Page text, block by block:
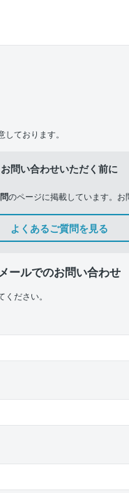
ております。
お問い合わせいただく前に
のページに掲載しています。お
よくあるご質問を見る
ールでのお問い合わせ
ださい。